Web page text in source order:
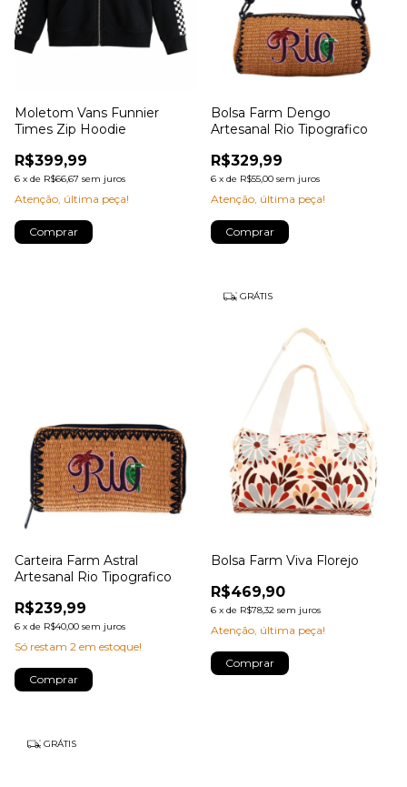
Moletom Vans Funnier
Times Zip Hoodie
R$399,99
6 x de R$66,67 sem juros
Atenção, última peça!
Comprar
Bolsa Farm Dengo
Artesanal Rio Tipografico
R$329,99
6 x de R$55,00 sem juros
Atenção, última peça!
Carteira Farm Astral
Artesanal Rio Tipografico
R$239,99
6 x de R$40,00 sem juros
Só restam 2 em estoque!
GRÁTIS
Bolsa Farm Viva Florejo
R$469,90
6 x de R$78,32 sem juros
Atenção, última peça!
Comprar
GRÁTIS